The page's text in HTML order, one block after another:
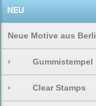
NEU
Neue Motive aus
› Gummistempel
› Clear Stamps